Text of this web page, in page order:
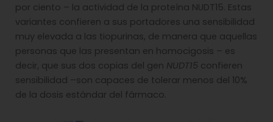
por ciento – la actividad de la proteína NUDT15. Estas
variantes confieren a sus portadores una sensibilidad
muy elevada a las tiopurinas, de manera que aquellas
personas que las presentan en homocigosis – es
decir, que sus dos copias del gen NUDT15 confieren
sensibilidad –son capaces de tolerar menos del 10%
de la dosis estándar del fármaco.